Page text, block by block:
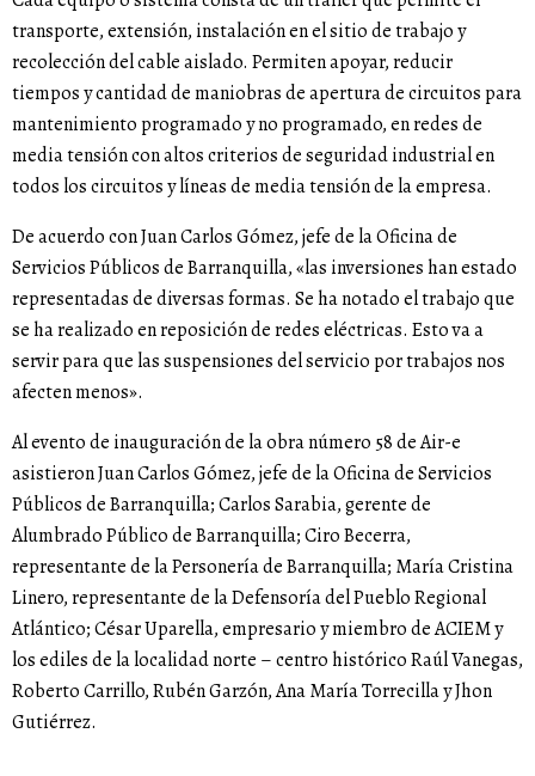
transporte, extensión, instalación en el sitio de trabajo y
recolección del cable aislado. Permiten apoyar, reducir
tiempos y cantidad de maniobras de apertura de circuitos para
mantenimiento programado y no programado, en redes de
media tensión con altos criterios de seguridad industrial en
todos los circuitos y líneas de media tensión de la empresa.
De acuerdo con Juan Carlos Gómez, jefe de la Oficina de
Servicios Públicos de Barranquilla, «las inversiones han estado
representadas de diversas formas. Se ha notado el trabajo que
se ha realizado en reposición de redes eléctricas. Esto va a
servir para que las suspensiones del servicio por trabajos nos
afecten menos».
Al evento de inauguración de la obra número 58 de Air-e
asistieron Juan Carlos Gómez, jefe de la Oficina de Servicios
Públicos de Barranquilla; Carlos Sarabia, gerente de
Alumbrado Público de Barranquilla; Ciro Becerra,
representante de la Personería de Barranquilla; María Cristina
Linero, representante de la Defensoría del Pueblo Regional
Atlántico; César Uparella, empresario y miembro de ACIEM y
los ediles de la localidad norte – centro histórico Raúl Vanegas,
Roberto Carrillo, Rubén Garzón, Ana María Torrecilla y Jhon
Gutiérrez.